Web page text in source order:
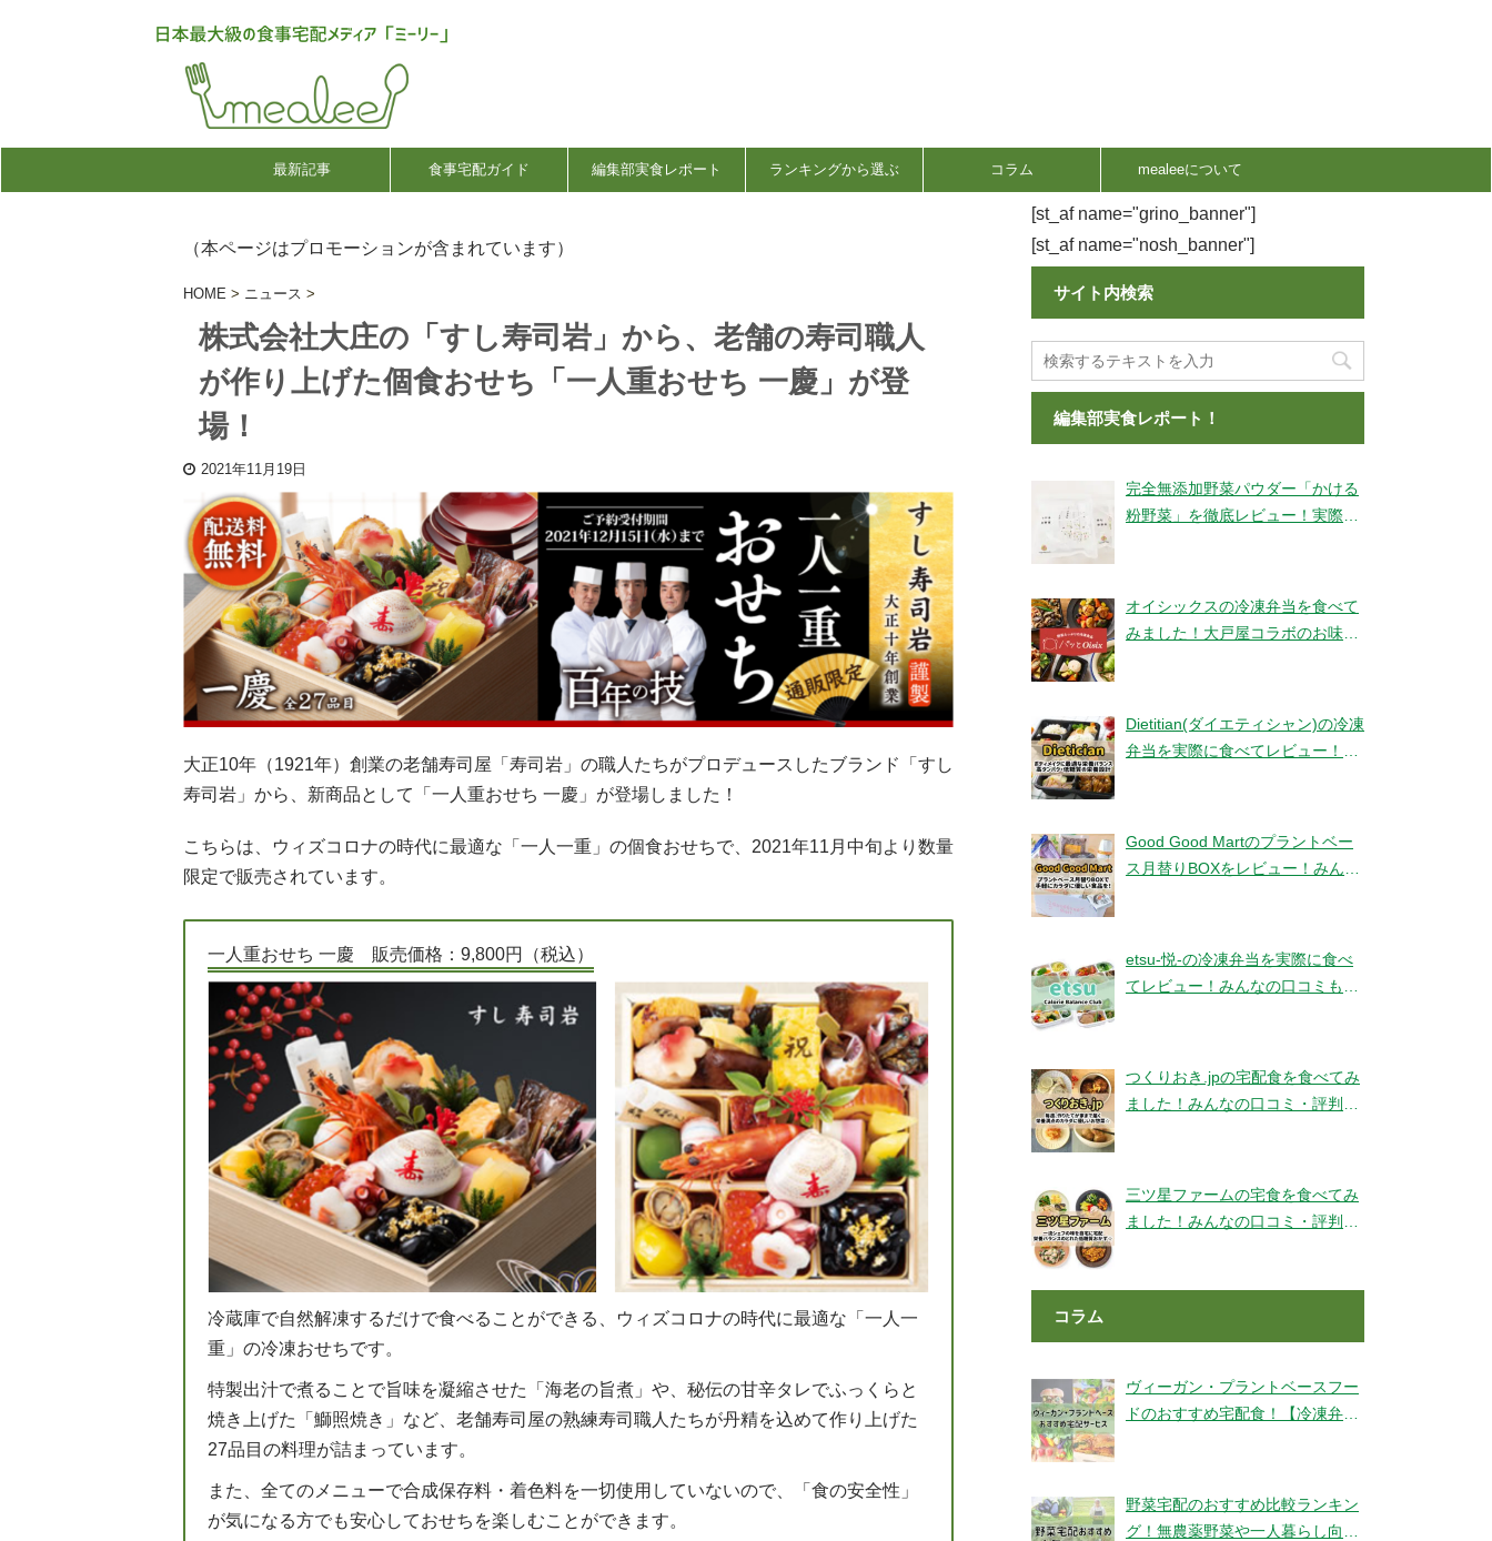
最新記事 食事宅配ガイド 編集部実食レポート ランキングから選ぶ コラム mealeeについて
（本ページはプロモーションが含まれています）
HOME > ニュース >
株式会社大庄の「すし寿司岩」から、老舗の寿司職人
が作り上げた個食おせち「一人重おせち 一慶」が登
場！
2021年11月19日
大正10年（1921年）創業の老舗寿司屋「寿司岩」の職人たちがプロデュースしたブランド「すし
寿司岩」から、新商品として「一人重おせち 一慶」が登場しました！
こちらは、ウィズコロナの時代に最適な「一人一重」の個食おせちで、2021年11月中旬より数量
限定で販売されています。
一人重おせち 一慶 販売価格：9,800円（税込）
冷蔵庫で自然解凍するだけで食べることができる、ウィズコロナの時代に最適な「一人一
重」の冷凍おせちです。
特製出汁で煮ることで旨味を凝縮させた「海老の旨煮」や、秘伝の甘辛タレでふっくらと
焼き上げた「鰤照焼き」など、老舗寿司屋の熟練寿司職人たちが丹精を込めて作り上げた
27品目の料理が詰まっています。
また、全てのメニューで合成保存料・着色料を一切使用していないので、「食の安全性」
が気になる方でも安心しておせちを楽しむことができます。
[st_af name="grino_banner"]
[st_af name="nosh_banner"]
サイト内検索
編集部実食レポート！
完全無添加野菜パウダー「かける
粉野菜」を徹底レビュー！実際に
オイシックスの冷凍弁当を食べて
みました！大戸屋コラボのお味と
Dietitian(ダイエティシャン)の冷凍
弁当を実際に食べてレビュー！み
Good Good Martのプラントベー
ス月替りBOXをレビュー！みんな
etsu-悦-の冷凍弁当を実際に食べ
てレビュー！みんなの口コミもチ
つくりおき.jpの宅配食を食べてみ
ました！みんなの口コミ・評判も
三ツ星ファームの宅食を食べてみ
ました！みんなの口コミ・評判も
コラム
ヴィーガン・プラントベースフー
ドのおすすめ宅配食！【冷凍弁
野菜宅配のおすすめ比較ランキン
グ！無農薬野菜や一人暮らし向け